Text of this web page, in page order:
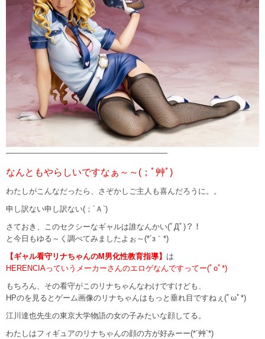
—————————————————————
なんともやらしいですなぁ～～(；ﾟ艸ﾟ)
わたしがこんなだったら、さぞかしご主人も喜んだろうに。。
申し訳ない申し訳ない(；´Ａ`)
さておき、このセクシーなギャルは誰なんかい(ﾟДﾟ)？！
と今日もゆる～く調べてみましたよぉ～(*´з｀*)
【ギャル看守リナちゃんのM男化性教育指導】 は
HERENCIAっていうメーカーさんのエロゲなんですってー(ﾟoﾟ*)
もちろん、その看守がこのリナちゃんなわけですけども、
HPのを見るとゲーム画像のリナちゃんはもっと垂れ目ですねぇ(ﾟωﾟ*)
江川達也先生の東京大学物語の女の子みたいな顔してる。
わたしはフィギュアのリナちゃんの顔の方が好みーー(*´艸`*)